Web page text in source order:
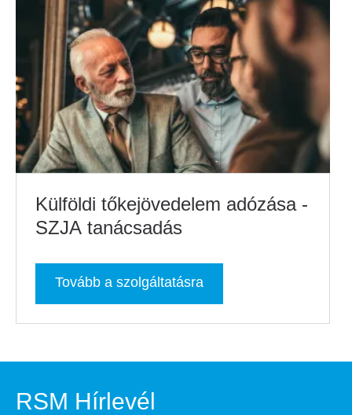
Külföldi tőkejövedelem adózása -
SZJA tanácsadás
Tovább a szolgáltatásra
RSM Hírlevél